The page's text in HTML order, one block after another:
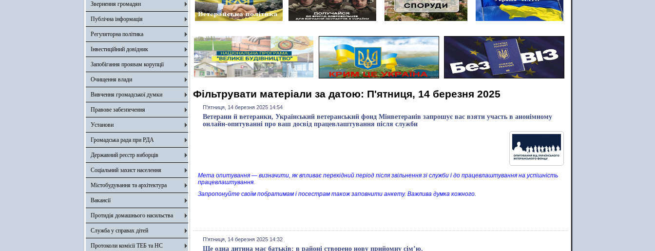
Звернення громадян
Публічна інформація
Регуляторна політика
Інвестиційний довідник
Запобігання проявам корупції
Очищення влади
Вивчення громадської думки
Правове забезпечення
Установи
Громадська рада при РДА
Державний реєстр виборців
Соціальний захист населення
Містобудування та архітектура
Вакансії
Протидія домашнього насильства
Служба у справах дітей
Протоколи комісії ТЕБ та НС
Фільтрувати матеріали за датою: П'ятниця, 14 березня 2025
П'ятниця, 14 березня 2025 14:54
Ветерани й ветеранки, Український ветеранський фонд Мінветеранів запрошує вас взяти участь в анонімному
онлайн-опитуванні про ваш досвід працевлаштування після служби
Мета опитування — визначити, як впливає перехідний період після звільнення зі служби і до працевлаштування на успішність
працевлаштування.
Запропонуйте своїм побратимам і посестрам також заповнити анкету. Важлива думка кожного.
П'ятниця, 14 березня 2025 14:32
Ще одна дитина має батьків: в районі створено нову прийомну сім’ю.